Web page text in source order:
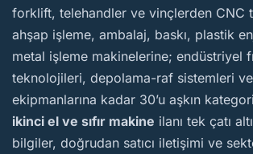
forklift, telehandler ve vinçlerden CNC
ahşap işleme, ambalaj, baskı, plastik
metal işleme makinelerine; endüstriyel
teknolojileri, depolama-raf sistemleri
ekipmanlarına kadar 30’u aşkın
ikinci el ve sıfır makine ilanı tek çatı
bilgiler, doğrudan satıcı iletişimi ve